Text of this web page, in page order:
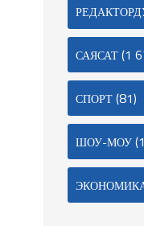
САЯСАТ(1
СПОРТ(81)
ШОУ-МОУ